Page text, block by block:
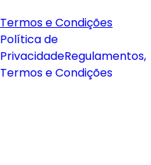
Termos e Condições
Política de
PrivacidadeRegulamentos,
Termos e Condições